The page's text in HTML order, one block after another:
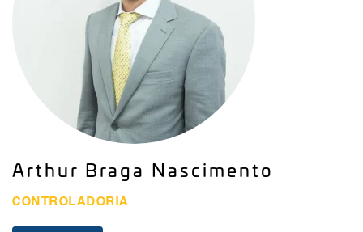
Arthur Braga Nascimento
CONTROLADORIA